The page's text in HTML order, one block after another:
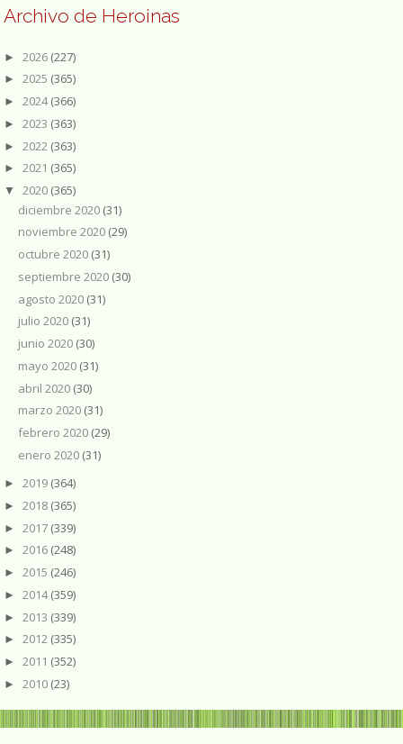
Archivo de Heroinas
► 2026 (227)
► 2025 (365)
► 2024(366)
► 2023 (363)
► 2022 (363)
► 2021 (365)
▼ 2020 (365)
diciembre 2020 (31)
noviembre 2020 (29)
octubre 2020 (31)
septiembre 2020 (30)
agosto 2020 (31)
julio 2020 (31)
junio 2020 (30)
mayo 2020 (31)
abril 2020 (30)
marzo 2020 (31)
febrero 2020 (29)
enero 2020 (31)
► 2019 (364)
► 2018 (365)
► 2017 (339)
► 2016 (248)
► 2015 (246)
► 2014(359)
► 2013 (339)
► 2012 (335)
► 2011 (352)
► 2010 (23)